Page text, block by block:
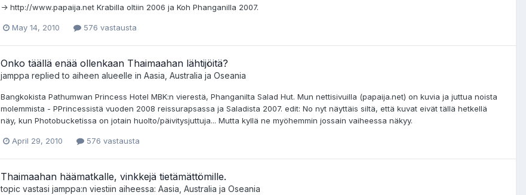
-> http://www.papaija.net Krabilla oltiin 2006 ja Koh Phanganilla 2007.
May 14, 2010 576 vastausta
Onko täällä enää ollenkaan Thaimaahan lähtijöitä?
jamppa replied to aiheen alueelle in Aasia, Australia ja Oseania
Bangkokista Pathumwan Princess Hotel MBK:n vierestä, Phanganilta Salad Hut. Mun nettisivuilla (papaija.net) on kuvia ja juttua noista
molemmista - PPrincessistä vuoden 2008 reissurapsassa ja Saladista 2007. edit: No nyt näyttäis siltä, että kuvat eivät tällä hetkellä
näy, kun Photobucketissa on jotain huolto/päivitysjuttuja... Mutta kyllä ne myöhemmin jossain vaiheessa näkyy.
April 29, 2010 576 vastausta
Thaimaahan häämatkalle, vinkkejä tietämättömille.
topic vastasi jamppa:n viestiin aiheessa: Aasia, Australia ja Oseania